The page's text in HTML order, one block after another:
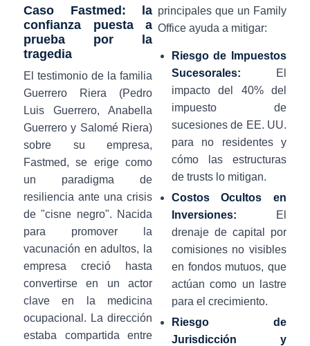
Caso Fastmed: la
confianza puesta a
prueba por la
tragedia
El testimonio de la familia
Guerrero Riera (Pedro
Luis Guerrero, Anabella
Guerrero y Salomé Riera)
sobre su empresa,
Fastmed, se erige como
un paradigma de
resiliencia ante una crisis
de "cisne negro". Nacida
para promover la
vacunación en adultos, la
empresa creció hasta
convertirse en un actor
clave en la medicina
ocupacional. La dirección
estaba compartida entre
principales que un Family
Office ayuda a mitigar:
Riesgo de Impuestos
Sucesorales: El
impacto del 40% del
impuesto de
sucesiones de EE. UU.
para no residentes y
cómo las estructuras
de trusts lo mitigan.
Costos Ocultos en
Inversiones: El
drenaje de capital por
comisiones no visibles
en fondos mutuos, que
actúan como un lastre
para el crecimiento.
Riesgo de
Jurisdicción y